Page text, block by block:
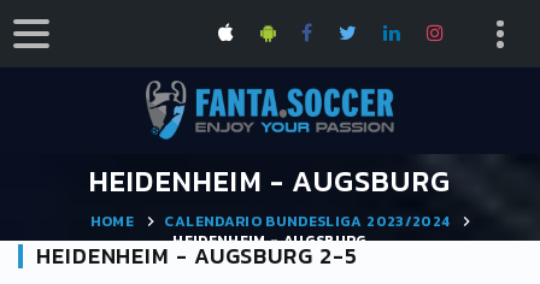
HEIDENHEIM - AUGSBURG
HOME
CALENDARIO BUNDESLIGA 2023/2024
HEIDENHEIM - AUGSBURG
HEIDENHEIM - AUGSBURG 2-5